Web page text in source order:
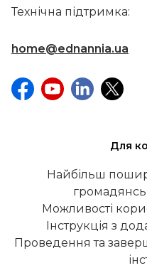
Технічна підтримка:
home@ednannia.ua
Для
Найбільш
Можливості
Інструкція з
Проведення та